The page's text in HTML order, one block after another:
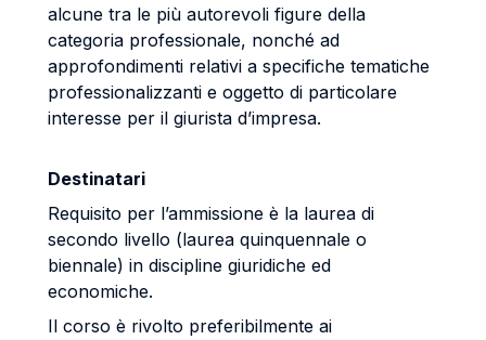
alcune tra le più autorevoli figure della
categoria professionale, nonché ad
approfondimenti relativi a specifiche tematiche
professionalizzanti e oggetto di particolare
interesse per il giurista d’impresa.
Destinatari
Requisito per l’ammissione è la laurea di
secondo livello (laurea quinquennale o
biennale) in discipline giuridiche ed
economiche.
Il corso è rivolto preferibilmente ai